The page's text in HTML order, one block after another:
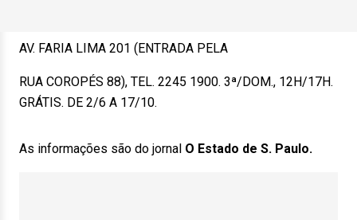
AV. FARIA LIMA 201 (ENTRADA PELA
RUA COROPÉS 88), TEL. 2245 1900. 3ª/DOM., 12H/17H.
GRÁTIS. DE 2/6 A 17/10.
As informações são do jornal O Estado de S. Paulo.